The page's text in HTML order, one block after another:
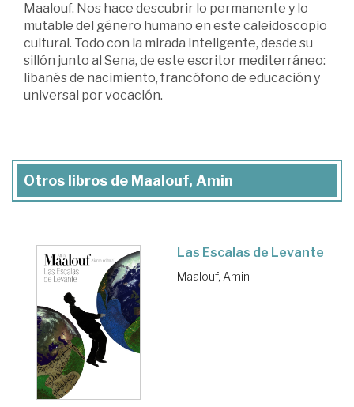
Maalouf. Nos hace descubrir lo permanente y lo
mutable del género humano en este caleidoscopio
cultural. Todo con la mirada inteligente, desde su
sillón junto al Sena, de este escritor mediterráneo:
libanés de nacimiento, francófono de educación y
universal por vocación.
Otros libros de Maalouf, Amin
Las Escalas de Levante
Maalouf, Amin